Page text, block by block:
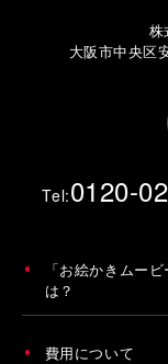
株
大阪市中央区
Tel:0120-
「お絵かきムービ
は？
費用について